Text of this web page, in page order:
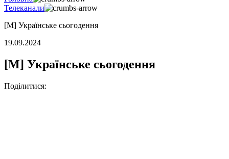
Телеканали
[M] Українське сьогодення
19.09.2024
[M] Українське сьогодення
Поділитися: